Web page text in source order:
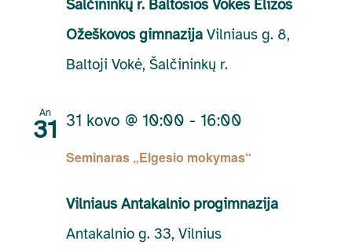
Šalčininkų r. Baltosios Vokės Elizos
Ožeškovos gimnazija Vilniaus g. 8,
Baltoji Vokė, Šalčininkų r.
An
31
Seminaras „Elgesio mokymas“
31 kovo @ 10:00 - 16:00
Vilniaus Antakalnio progimnazija
Antakalnio g. 33, Vilnius